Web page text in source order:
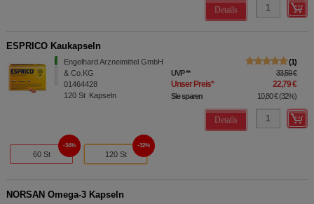
Details
ESPRICO Kaukapseln
Engelhard Arzneimittel GmbH
& Co.KG
01464428
120 St Kapseln
1
UVP** 33,59 €
Unser Preis* 22,79 €
Sie sparen 10,80 €(32%)
Details
60 St
34%
120 St
32%
NORSAN Omega-3 Kapseln